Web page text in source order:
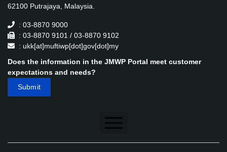
62100 Putrajaya, Malaysia.
: 03-8870 9000
: 03-8870 9101 / 03-8870 9102
: ukk[at]muftiwp[dot]gov[dot]my
Does the information in the JMWP Portal meet customer
expectations and needs?
Disclaimer